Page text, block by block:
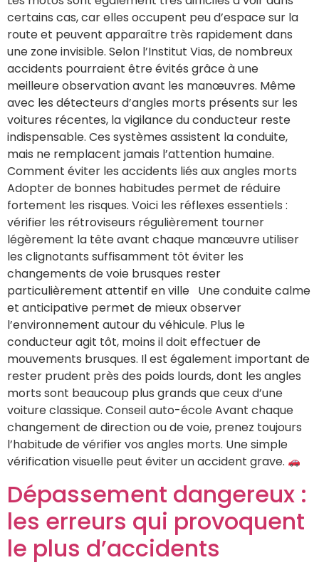
certains cas, car elles occupent peu d’espace sur la
route et peuvent apparaître très rapidement dans
une zone invisible. Selon l’Institut Vias, de nombreux
accidents pourraient être évités grâce à une
meilleure observation avant les manœuvres. Même
avec les détecteurs d’angles morts présents sur les
voitures récentes, la vigilance du conducteur reste
indispensable. Ces systèmes assistent la conduite,
mais ne remplacent jamais l’attention humaine.
Comment éviter les accidents liés aux angles morts
Adopter de bonnes habitudes permet de réduire
fortement les risques. Voici les réflexes essentiels :
vérifier les rétroviseurs régulièrement tourner
légèrement la tête avant chaque manœuvre utiliser
les clignotants suffisamment tôt éviter les
changements de voie brusques rester
particulièrement attentif en ville Une conduite calme
et anticipative permet de mieux observer
l’environnement autour du véhicule. Plus le
conducteur agit tôt, moins il doit effectuer de
mouvements brusques. Il est également important de
rester prudent près des poids lourds, dont les angles
morts sont beaucoup plus grands que ceux d’une
voiture classique. Conseil auto-école Avant chaque
changement de direction ou de voie, prenez toujours
l’habitude de vérifier vos angles morts. Une simple
vérification visuelle peut éviter un accident grave.
Dépassement dangereux :
les erreurs qui provoquent
le plus d’accidents